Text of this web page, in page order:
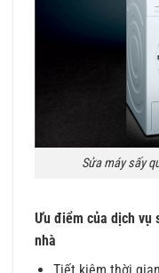
Sửa máy sấy
Ưu điểm của dịch vụ
nhà
Tiết kiệm thời